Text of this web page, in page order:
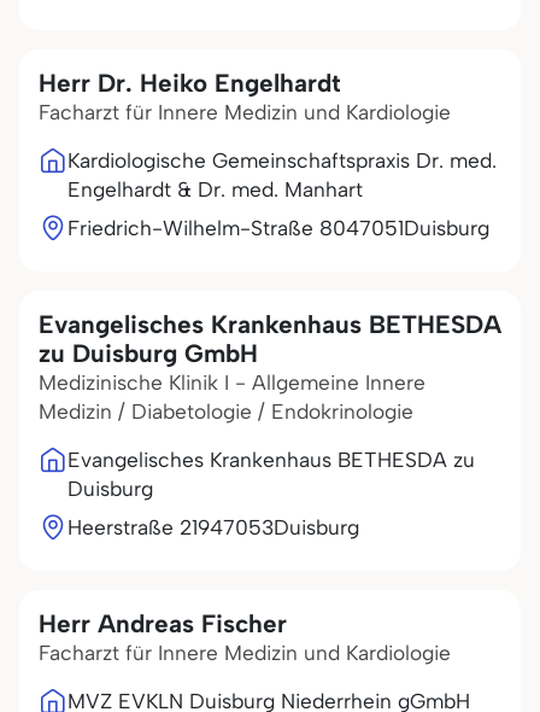
Herr Dr. Heiko Engelhardt
Facharzt für Innere Medizin und Kardiologie
Kardiologische Gemeinschaftspraxis Dr. med.
Engelhardt & Dr. med. Manhart
Friedrich-Wilhelm-Straße 8047051Duisburg
Evangelisches Krankenhaus BETHESDA
zu Duisburg GmbH
Medizinische Klinik I - Allgemeine Innere
Medizin / Diabetologie / Endokrinologie
Evangelisches Krankenhaus BETHESDA zu
Duisburg
Heerstraße 21947053Duisburg
Herr Andreas Fischer
Facharzt für Innere Medizin und Kardiologie
MVZ EVKLN Duisburg Niederrhein gGmbH